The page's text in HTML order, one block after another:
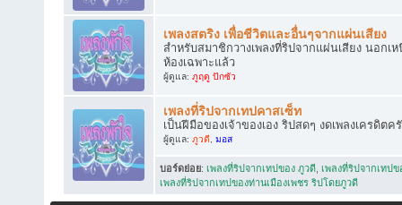
เพลงสตริง เพื่อชีวิตและอื่นๆจากแผ่นเสียง
สำหรับสมาชิกวางเพลงที่ริปจากแผ่นเสียง นอกเ
ห้องเฉพาะแล้ว
ผู้ดูแล: ภูฤดู ปักซัว
เพลงที่ริปจากเทปคาสเซ็ท
เป็นฝีมือของเจ้าของเอง ริปสดๆ งดเพลงเครดิตค
ผู้ดูแล: ภูวดี, มอส
บอร์ดย่อย: เพลงที่ริปจากเทปของ ภูวดี เพลงที่ริปจากเทป
เพลงที่ริปจากเทปของท่านเมืองเพชร ริปโดยภูวดี